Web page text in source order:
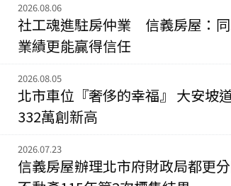
新北市永和區環河西路二段
115年07月 成交
央央
115年
小西華
115年07月 成交
2026.08.06
社工魂進駐房仲業 信義房屋：
業績更能贏得信任
2026.08.05
北市車位『奢侈的幸福』 大安坡
332萬創新高
2026.07.23
信義房屋辦理北市府財政局都更